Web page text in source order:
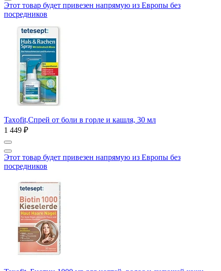
Этот товар будет привезен напрямую из Европы без
посредников
Taxofit,Спрей от боли в горле и кашля, 30 мл
1 449 ₽
Этот товар будет привезен напрямую из Европы без
посредников